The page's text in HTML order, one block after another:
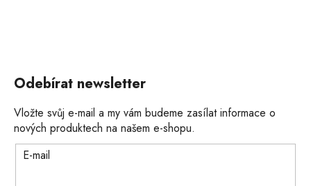
Odebírat newsletter
Vložte svůj e-mail a my vám budeme zasílat informace o
nových produktech na našem e-shopu.
E-mail